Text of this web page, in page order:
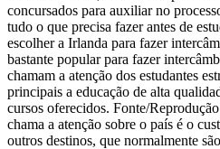
concursados para auxiliar no
tudo o que precisa fazer antes de
escolher a Irlanda para fazer
bastante popular para fazer
chamam a atenção dos estudantes
principais a educação de alta
cursos oferecidos. Fonte/
chama a atenção sobre o país é o
outros destinos, que normalmente